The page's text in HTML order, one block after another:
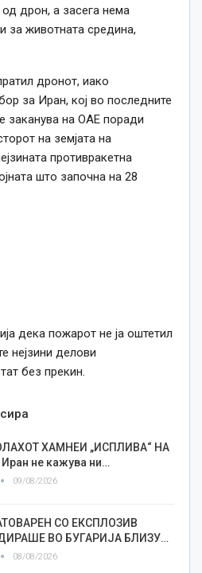
дрон, а засега нема
за животната средина,
дронот, иако
за Иран, кој во последните
заканува на ОАЕ поради
на земјата на
противракетна
што започна на 28
дека пожарот не ја оштетил
нејзини делови
без прекин.
ХАМНЕИ „ИСПЛИВА“ НА
не кажува ни…
09/08/2026
СО ЕКСПЛОЗИВ
ВО БУГАРИЈА БЛИЗУ…
08/08/2026